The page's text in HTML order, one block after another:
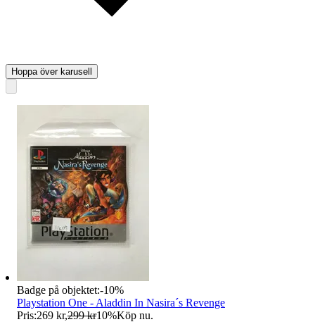
Hoppa över karusell
Badge på objektet:-10%
Playstation One - Aladdin In Nasira´s Revenge
Pris:269 kr,299 kr10%Köp nu.